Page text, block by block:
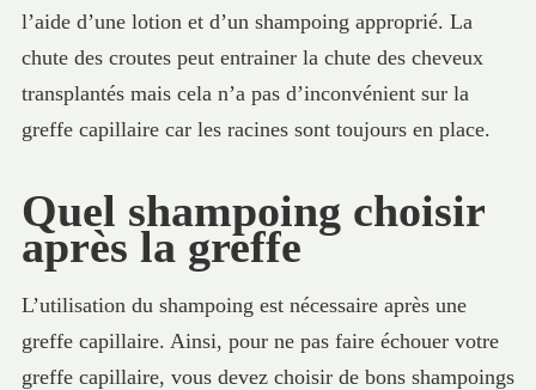
l’aide d’une lotion et d’un shampoing approprié. La
chute des croutes peut entrainer la chute des cheveux
transplantés mais cela n’a pas d’inconvénient sur la
greffe capillaire car les racines sont toujours en place.
Quel shampoing choisir
après la greffe
L’utilisation du shampoing est nécessaire après une
greffe capillaire. Ainsi, pour ne pas faire échouer votre
greffe capillaire, vous devez choisir de bons shampoings